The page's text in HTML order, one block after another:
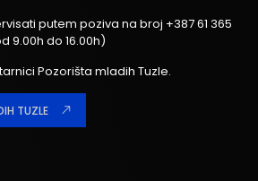
putem poziva na broj +387 61 365
9.00h do 16.00h)
Pozorišta mladih Tuzle.
TUZLE